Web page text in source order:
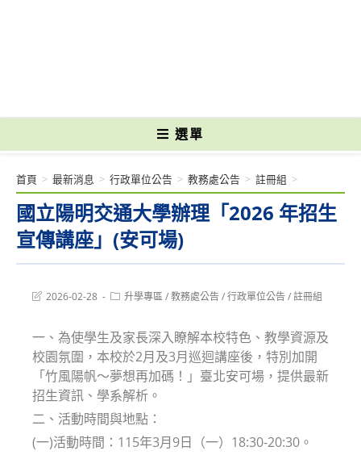
選單
國立陽明交通大學辦理「2026 年招生
宣傳講座」(安可場)
首頁 > 最新消息 > 行政單位公告 > 教務處公告 > 註冊組 >
Post2026-02-28
Post升學專區/教務處公告/行政單位公告/註冊組
一、為使學生及家長深入瞭解本校特色、教學資源及
校園氛圍，本校於2月及3月巡迴講座後，特別加開
「竹風陽帆～夢想再加碼！」臺北安可場，提供最新
招生資訊、學系解析。
二、活動時間與地點：
(一)活動時間：115年3月9日（一）18:30-20:30。